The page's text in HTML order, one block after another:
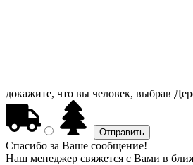
докажите, что вы человек, выбрав
Спасибо за Ваше сообщение!
Наш менеджер свяжется с Вами в